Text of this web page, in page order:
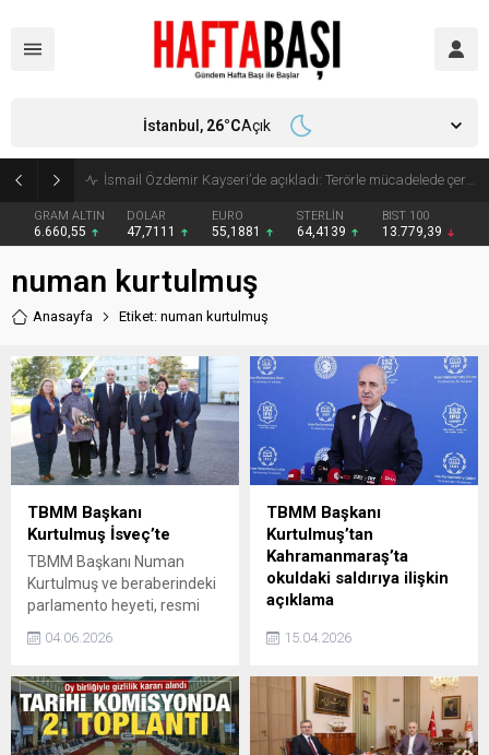
Süleyman Soylu ‘çok korktum’ deyip ilk kez açıkladı: En büyük tehdit dışarısıdır!
GRAM ALTIN
6.660,55
DOLAR
47,7111
EURO
55,1881
STERLİN
64,4139
BIST 100
13.779,39
İstanbul, 26°CAçık
numan kurtulmuş
Anasayfa Etiket: numan kurtulmuş
TBMM Başkanı
Kurtulmuş İsveç’te
TBMM Başkanı Numan
Kurtulmuş ve beraberindeki
parlamento heyeti, resmi
gittiği İsveç'in başkenti
04.06.2026
TBMM Başkanı
Kurtulmuş’tan
Kahramanmaraş’ta
okuldaki saldırıya ilişkin
açıklama
düzenlenen silahlı saldırıya
TBMM Numan Kurtulmuş,
Kahramanmaraş'ta bir
okulda son derece acı, son
15.04.2026